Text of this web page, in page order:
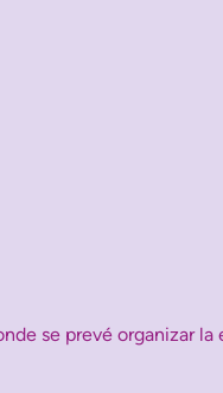
se prevé organizar la